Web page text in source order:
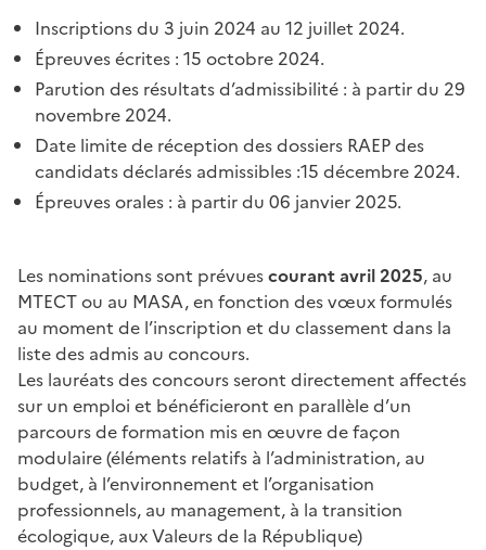
Inscriptions du 3 juin 2024 au 12 juillet 2024.
Épreuves écrites : 15 octobre 2024.
Parution des résultats d’admissibilité : à partir du 29
novembre 2024.
Date limite de réception des dossiers RAEP des
candidats déclarés admissibles :15 décembre 2024.
Épreuves orales : à partir du 06 janvier 2025.
Les nominations sont prévuescourant avril 2025, au
MTECT ou au MASA, en fonction des vœux formulés
au moment de l’inscription et du classement dans la
liste des admis au concours.
Les lauréats des concours seront directement affectés
sur un emploi et bénéficieront en parallèle d’un
parcours de formation mis en œuvre de façon
modulaire (éléments relatifs à l’administration, au
budget, à l’environnement et l’organisation
professionnels, au management, à la transition
écologique, aux Valeurs de la République)